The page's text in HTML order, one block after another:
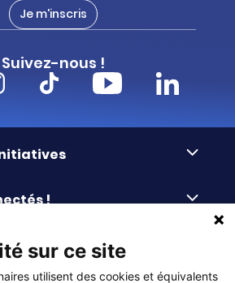
Je m'inscris
Suivez-nous !
Initiatives
!
facilement
sur ce site
utilisent des cookies et équivalents